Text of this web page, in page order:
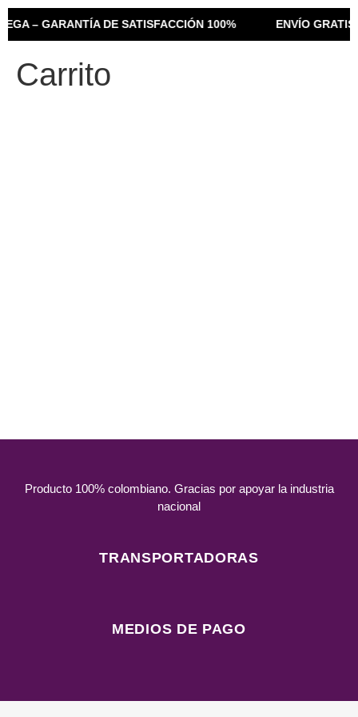
– GARANTÍA DE SATISFACCIÓN 100% ENVÍO
Carrito
Producto 100% colombiano. Gracias por apoyar la industria
nacional
TRANSPORTADORAS
MEDIOS DE PAGO